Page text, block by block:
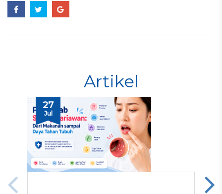
Artikel
27
Jul